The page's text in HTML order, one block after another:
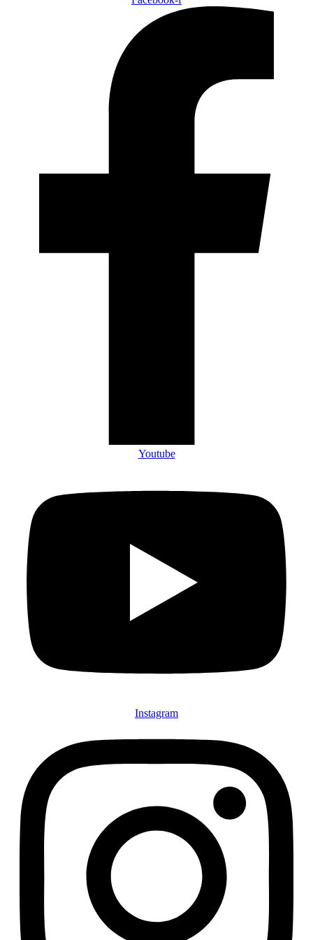
Youtube
Instagram